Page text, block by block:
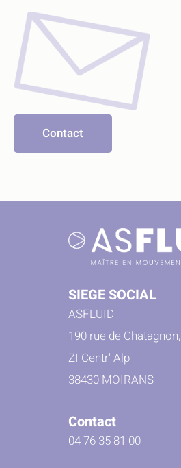
Contact
SIEGE SOCIAL
ASFLUID
190 rue de Chatagnon,
ZI Centr' Alp
38430 MOIRANS
Contact
04 76 35 81 00